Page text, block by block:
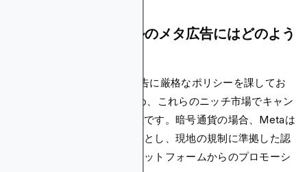
仮想通貨とギャンブルのメタ広告にはどのよう
Meta Adsは、暗号通貨の広告に厳格なポリシーを課してお
そのため、これらのニッチ市場でキャン
ペーンを実施することは困難です。暗号通貨の場合、Metaは
事前の書面による承認を必要とし、現地の規制に準拠した認
可を受けた取引所またはプラットフォームからのプロモーシ